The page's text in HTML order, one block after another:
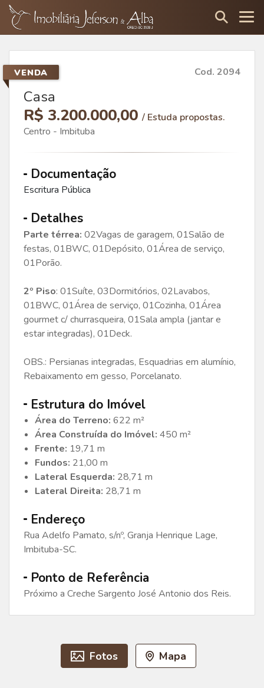
VENDA Cod. 2094
Casa
R$ 3.200.000,00 / Estuda propostas.
Centro - Imbituba
Documentação
Escritura Pública
Detalhes
Parte térrea: 02Vagas de garagem, 01Salão de
festas, 01BWC, 01Depósito, 01Área de serviço,
01Porão.
2º Piso: 01Suíte, 03Dormitórios, 02Lavabos,
01BWC, 01Área de serviço, 01Cozinha, 01Área
gourmet c/ churrasqueira, 01Sala ampla (jantar e
estar integradas), 01Deck.
OBS.: Persianas integradas, Esquadrias em alumínio,
Rebaixamento em gesso, Porcelanato.
Estrutura do Imóvel
Área do Terreno: 622 m²
Área Construída do Imóvel: 450 m²
Frente: 19,71 m
Fundos: 21,00 m
Lateral Esquerda: 28,71 m
Lateral Direita: 28,71 m
Endereço
Rua Adelfo Pamato, s/nº, Granja Henrique Lage,
Imbituba-SC.
Ponto de Referência
Próximo a Creche Sargento José Antonio dos Reis.
Fotos Mapa